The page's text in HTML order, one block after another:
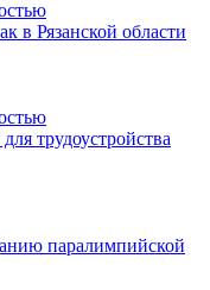
в Рязанской области
трудоустройства
паралимпийской